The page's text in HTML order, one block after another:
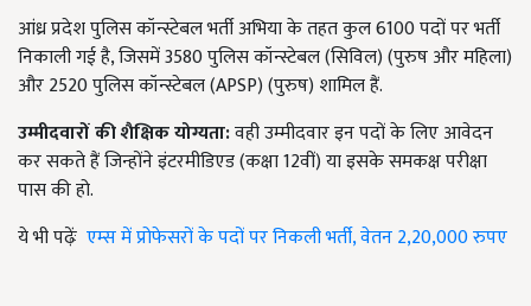
आंध्र प्रदेश पुलिस कॉन्स्टेबल भर्ती अभिया के तहत कुल 6100 पदों पर भर्ती
निकाली गई है, जिसमें 3580 पुलिस कॉन्स्टेबल (सिविल) (पुरुष और महिला)
और 2520 पुलिस कॉन्स्टेबल (APSP) (पुरुष) शामिल हैं.
उम्मीदवारों की शैक्षिक योग्यता:वही उम्मीदवार इन पदों के लिए आवेदन
कर सकते हैं जिन्होंने इंटरमीडिएड (कक्षा 12वीं) या इसके समकक्ष परीक्षा
पास की हो.
ये भी पढ़ेंः एम्स में प्रोफेसरों के पदों पर निकली भर्ती, वेतन 2,20,000 रुपए